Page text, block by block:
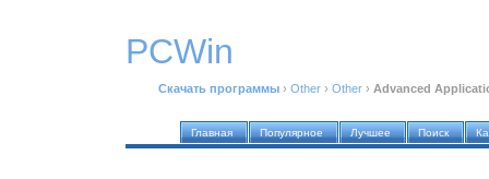
PCWin
Скачать программы › Other › Other › Advanced
Главная Популярное Лучшее Поиск